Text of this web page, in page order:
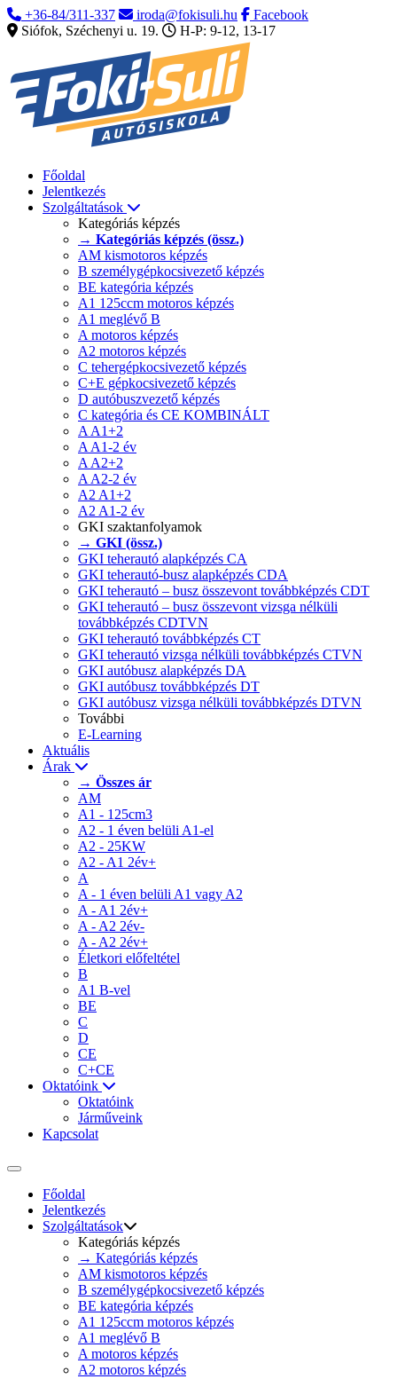
+36-84/311-337 iroda@fokisuli.hu
Facebook
Siófok, Széchenyi u. 19.
H-P: 9-12, 13-17
Főoldal
Jelentkezés
Szolgáltatások
Kategóriás képzés
→ Kategóriás képzés (össz.)
AM kismotoros képzés
B személygépkocsivezető képzés
BE kategória képzés
A1 125ccm motoros képzés
A1 meglévő B
A motoros képzés
A2 motoros képzés
C tehergépkocsivezető képzés
C+E gépkocsivezető képzés
D autóbuszvezető képzés
C kategória és CE KOMBINÁLT
A A1+2
A A1-2 év
A A2+2
A A2-2 év
A2 A1+2
A2 A1-2 év
GKI szaktanfolyamok
→ GKI (össz.)
GKI teherautó alapképzés CA
GKI teherautó-busz alapképzés CDA
GKI teherautó – busz összevont továbbképzés CDT
GKI teherautó – busz összevont vizsga nélküli
továbbképzés CDTVN
GKI teherautó továbbképzés CT
GKI teherautó vizsga nélküli továbbképzés CTVN
GKI autóbusz alapképzés DA
GKI autóbusz továbbképzés DT
GKI autóbusz vizsga nélküli továbbképzés DTVN
További
E-Learning
Aktuális
Árak
→ Összes ár
AM
A1 - 125cm3
A2 - 1 éven belüli A1-el
A2 - 25KW
A2 - A1 2év+
A
A - 1 éven belüli A1 vagy A2
A - A1 2év+
A - A2 2év-
A - A2 2év+
Életkori előfeltétel
B
A1 B-vel
BE
C
D
CE
C+CE
Oktatóink
Oktatóink
Járműveink
Kapcsolat
Főoldal
Jelentkezés
Szolgáltatások
Kategóriás képzés
→ Kategóriás képzés
AM kismotoros képzés
B személygépkocsivezető képzés
BE kategória képzés
A1 125ccm motoros képzés
A1 meglévő B
A motoros képzés
A2 motoros képzés